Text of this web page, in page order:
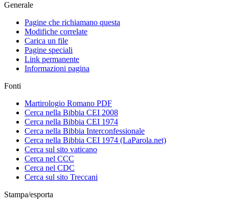
Generale
Pagine che richiamano questa
Modifiche correlate
Carica un file
Pagine speciali
Link permanente
Informazioni pagina
Fonti
Martirologio Romano PDF
Cerca nella Bibbia CEI 2008
Cerca nella Bibbia CEI 1974
Cerca nella Bibbia Interconfessionale
Cerca nella Bibbia CEI 1974 (LaParola.net)
Cerca sul sito vaticano
Cerca nel CCC
Cerca nel CDC
Cerca sul sito Treccani
Stampa/esporta